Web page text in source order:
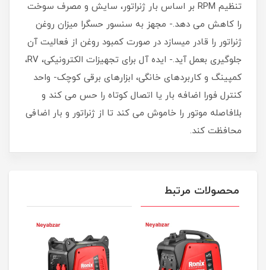
تنظیم RPM بر اساس بار ژنراتور، سایش و مصرف سوخت
را کاهش می دهد.- مجهز به سنسور حسگرا میزان روغن
ژنراتور را قادر میسازد در صورت کمبود روغن از فعالیت آن
جلوگیری بعمل آید.- ایده آل برای تجهیزات الکترونیکی، RV،
کمپینگ و کاربردهای خانگی، ابزارهای برقی کوچک- واحد
کنترل فورا اضافه بار یا اتصال کوتاه را حس می کند و
بلافاصله موتور را خاموش می کند تا از ژنراتور و بار اضافی
محافظت کند.
محصولات مرتبط